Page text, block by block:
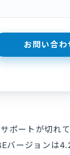
ポートが切れ
バージョンは